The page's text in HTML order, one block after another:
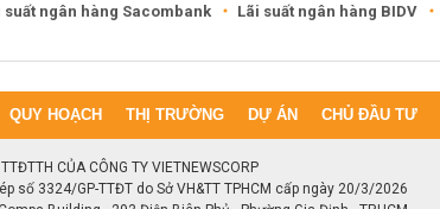
suất ngân hàng Sacombank
Lãi suất ngân hàng BIDV
QUY HOẠCH THỊ TRƯỜNG DỰ ÁN CHỦ ĐẦU TƯ
CỦA CÔNG TY VIETNEWSCORP
số 3324/GP-TTĐT do Sở VH&TT TPHCM cấp ngày 20/3/2026